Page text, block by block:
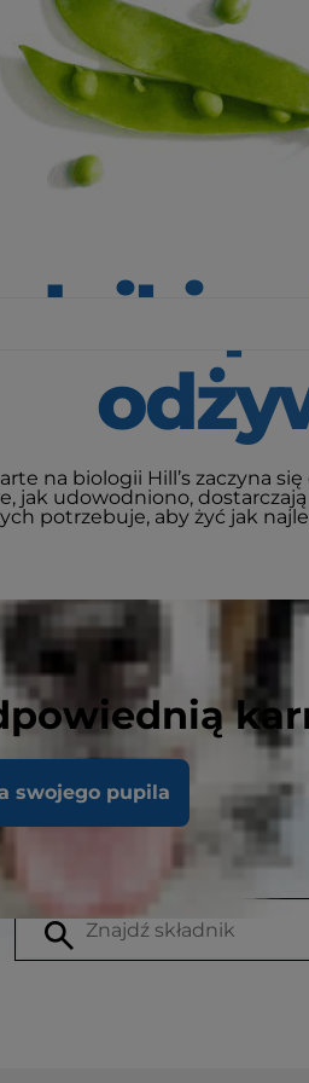
swojego pupila
na biologii Hill’s zaczyna
jak udowodniono,
potrzebuje, aby żyć jak